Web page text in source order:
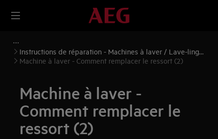
Instructions de réparation - Machines à laver / Lave-linge
séchants
Machine à laver - Comment remplacer le ressort (2)
Machine à laver -
Comment remplacer le
ressort (2)